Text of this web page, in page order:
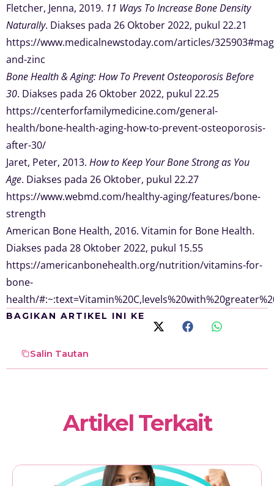
Fletcher, Jenna, 2019. 11 Ways To Increase Bone Density
Naturally. Diakses pada 26 Oktober 2022, pukul 22.21
https://www.medicalnewstoday.com/articles/
and-zinc
Bone Health & Aging: How To Prevent Osteoporosis Before
30. Diakses pada 26 Oktober 2022, pukul 22.25
https://centerforfamilymedicine.com/general-
health/bone-health-aging-how-to-prevent-osteoporosis-
after-30/
Jaret, Peter, 2013. How to Keep Your Bone Strong as You
Age. Diakses pada 26 Oktober, pukul 22.27
https://www.webmd.com/healthy-aging/features/bone-
strength
American Bone Health, 2016. Vitamin for Bone Health.
Diakses pada 28 Oktober 2022, pukul 15.55
https://americanbonehealth.org/nutrition/vitamins-for-
bone-
health/
BAGIKAN ARTIKEL INI KE
Salin Tautan
Artikel Terkait